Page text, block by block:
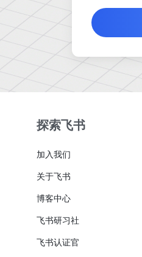
探索飞书
加入我们
关于飞书
博客中心
飞书研习社
飞书认证官